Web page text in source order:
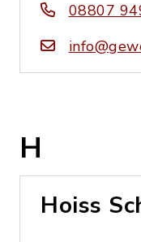
08807
H
Hoiss